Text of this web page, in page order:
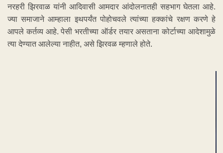
नरहरी झिरवाळ यांनी आदिवासी आमदार आंदोलनातही सहभाग घेतला आहे.
ज्या समाजाने आम्हाला इथपर्यंत पोहोचवले त्यांच्या हक्कांचे रक्षण करणे हे
आपले कर्तव्य आहे. पेसी भरतीच्या ऑर्डर तयार असताना कोर्टाच्या आदेशामुळे
त्या देण्यात आलेल्या नाहीत, असे झिरवळ म्हणाले होते.